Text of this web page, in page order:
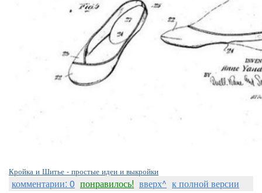
Кройка и Шитье - простые идеи и выкройки
комментарии: 0 понравилось! вверх^ к полной версии